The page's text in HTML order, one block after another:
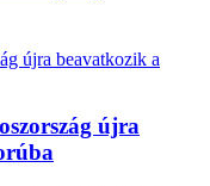
újra